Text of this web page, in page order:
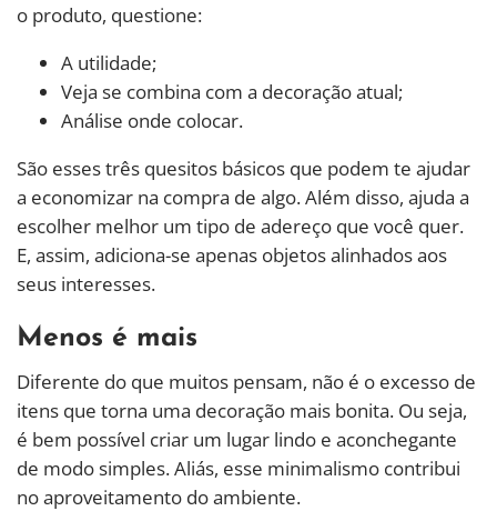
o produto, questione:
A utilidade;
Veja se combina com a decoração atual;
Análise onde colocar.
São esses três quesitos básicos que podem te ajudar
a economizar na compra de algo. Além disso, ajuda a
escolher melhor um tipo de adereço que você quer.
E, assim, adiciona-se apenas objetos alinhados aos
seus interesses.
Menos é mais
Diferente do que muitos pensam, não é o excesso de
itens que torna uma decoração mais bonita. Ou seja,
é bem possível criar um lugar lindo e aconchegante
de modo simples. Aliás, esse minimalismo contribui
no aproveitamento do ambiente.